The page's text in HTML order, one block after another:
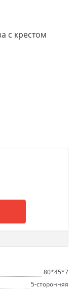
80*45*7
5-сторонняя